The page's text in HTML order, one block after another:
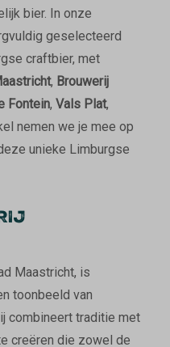
bier. In onze
geselecteerd
craftbier, met
, Brouwerij
Fontein, Vals Plat,
nemen we je mee op
unieke Limburgse
Maastricht, is
toonbeeld van
combineert traditie met
creëren die zowel de